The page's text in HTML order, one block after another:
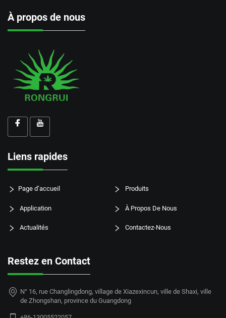
À propos de nous
Liens rapides
Page d’accueil Produits
Application À Propos De Nous
Actualités Contactez-Nous
Restez en Contact
N° 16, rue Changlingdong, village de Xiazexincun, ville de Shaxi, ville
de Zhongshan, province du Guangdong